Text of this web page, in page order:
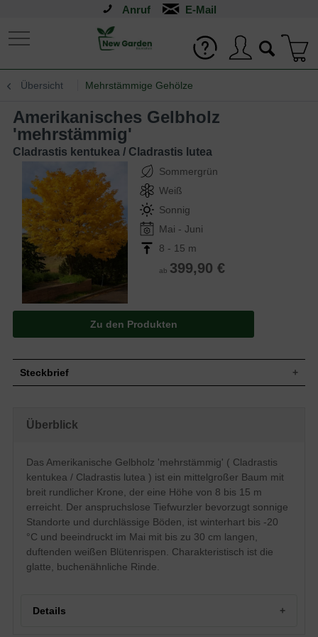
Anruf
Übersicht Mehrstämmige Gehölze
Amerikanisches Gelbholz
'mehrstämmig'
Cladrastis kentukea / Cladrastis lutea
Sommergrün
Weiß
Sonnig
Mai - Juni
8 - 15 m
ab 399,90 €
Zu den Produkten
Steckbrief
Wuchs
Unpaarig gefiedert, 7 bis 9 Teilblättchen,
eiförmig bis oval, frischgrün, Unterseite
leicht behaart, Herbstfärbung gelb, bis zu
7 cm lang
Frucht
Hellbraune Hülsenfrüchte
Blüte
Weiß, in hängenden Doldentrauben,
angenehmer süßer Duft, bis zu 30 cm
lang
Blütezeit
Wurzeln
Überblick
Das Amerikanische Gelbholz 'mehrstämmig' ( Cladrastis
kentukea / Cladrastis lutea ) ist ein mittelgroßer Baum mit
breit rundlicher Krone, der eine Höhe von 8 bis 15 m
erreicht. Der anspruchslose Tiefwurzler bevorzugt sonnige
Standorte und durchlässige Böden, ist winterhart bis -20
°C und beeindruckt im Mai mit bis zu 30 cm langen,
duftenden weißen Blütenrispen. Charakteristisch ist die
glatte, buchenähnliche Rinde.
Details